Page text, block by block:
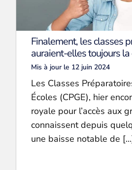
Finalement, les classes
auraient-elles toujours la
Mis à jour le 12 juin 2024
Les Classes
Écoles (CPGE), hier
royale pour l’accès aux
connaissent depuis
une baisse notable de